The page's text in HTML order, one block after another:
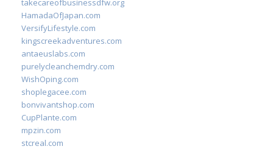
takecareofbusinessdfw.org
HamadaOfJapan.com
VersifyLifestyle.com
kingscreekadventures.com
antaeuslabs.com
purelycleanchemdry.com
WishOping.com
shoplegacee.com
bonvivantshop.com
CupPlante.com
mpzin.com
stcreal.com